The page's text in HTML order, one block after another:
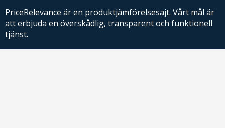
PriceRelevance är en produktjämförelsesajt. Vårt mål är
att erbjuda en överskådlig, transparent och funktionell
tjänst.
PriceRelevance ägs och drivs av AdRelevance Sverige AB.